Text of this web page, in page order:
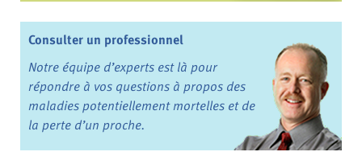
Consulter un professionnel
Notre équipe d’experts est là pour
répondre à vos questions à propos des
maladies potentiellement mortelles et de
la perte d’un proche.